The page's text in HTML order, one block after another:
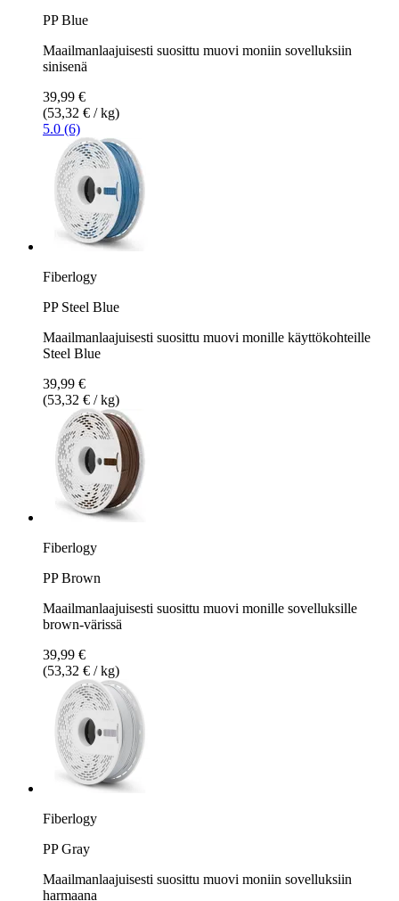
PP Blue
Maailmanlaajuisesti suosittu muovi moniin sovelluksiin
sinisenä
39,99 €
(53,32 € / kg)
5.0 (6)
Fiberlogy
PP Steel Blue
Maailmanlaajuisesti suosittu muovi monille käyttökohteille
Steel Blue
39,99 €
(53,32 € / kg)
Fiberlogy
PP Brown
Maailmanlaajuisesti suosittu muovi monille sovelluksille
brown-värissä
39,99 €
(53,32 € / kg)
Fiberlogy
PP Gray
Maailmanlaajuisesti suosittu muovi moniin sovelluksiin
harmaana